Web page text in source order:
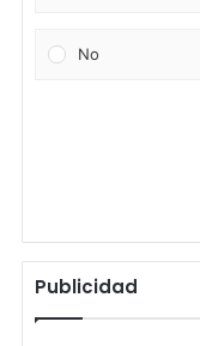
No
Publicidad